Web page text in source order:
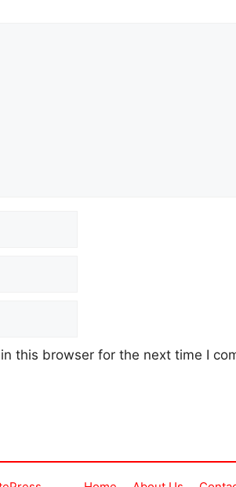
this browser for the next time I